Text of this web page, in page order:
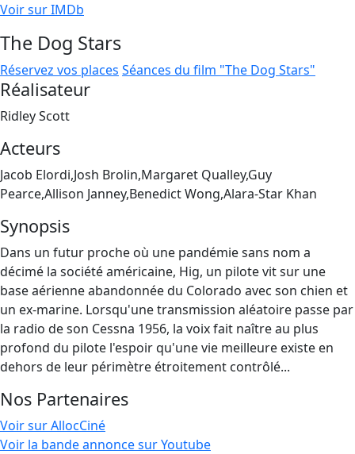
Voir sur IMDb
The Dog Stars
Réservez vos places Séances du film "The Dog Stars"
Réalisateur
Ridley Scott
Acteurs
Jacob Elordi,Josh Brolin,Margaret Qualley,Guy
Pearce,Allison Janney,Benedict Wong,Alara-Star Khan
Synopsis
Dans un futur proche où une pandémie sans nom a
décimé la société américaine, Hig, un pilote vit sur une
base aérienne abandonnée du Colorado avec son chien et
un ex-marine. Lorsqu'une transmission aléatoire passe par
la radio de son Cessna 1956, la voix fait naître au plus
profond du pilote l'espoir qu'une vie meilleure existe en
dehors de leur périmètre étroitement contrôlé...
Nos Partenaires
Voir sur AllocCiné
Voir la bande annonce sur Youtube